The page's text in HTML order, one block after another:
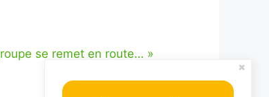
se remet en route… »